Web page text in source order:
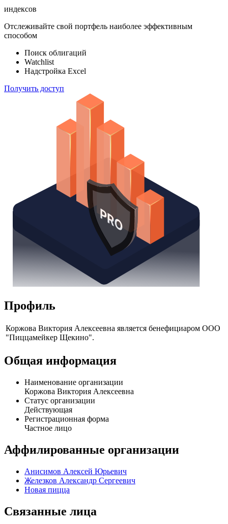
индексов
Отслеживайте свой портфель наиболее эффективным
способом
Поиск облигаций
Watchlist
Надстройка Excel
Получить доступ
Профиль
Коржова Виктория Алексеевна является бенефициаром ООО
"Пиццамейкер Щекино".
Общая информация
Наименование организации
Коржова Виктория Алексеевна
Статус организации
Действующая
Регистрационная форма
Частное лицо
Аффилированные организации
Анисимов Алексей Юрьевич
Железков Александр Сергеевич
Новая пицца
Связанные лица